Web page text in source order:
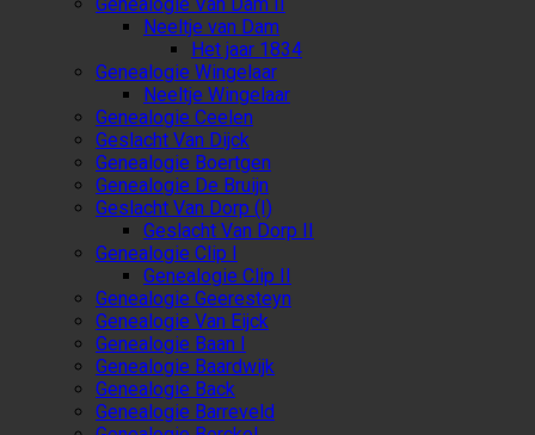
Neeltje van Dam
Het jaar 1834
Genealogie Wingelaar
Neeltje Wingelaar
Genealogie Ceelen
Geslacht Van Dijck
Genealogie Boertgen
Genealogie De Bruijn
Geslacht Van Dorp (I)
Geslacht Van Dorp II
Genealogie Clip I
Genealogie Clip II
Genealogie Geeresteyn
Genealogie Van Eijck
Genealogie Baan I
Genealogie Baardwijk
Genealogie Back
Genealogie Barreveld